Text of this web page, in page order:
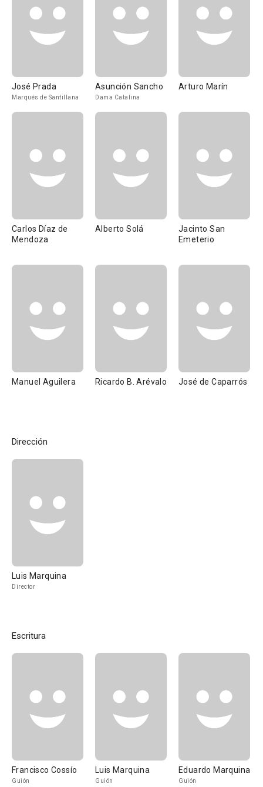
José Prada
Marqués de Santillana
Asunción Sancho
Dama Catalina
Arturo Marín
Carlos Díaz de
Mendoza
Alberto Solá
Jacinto San
Emeterio
Manuel Aguilera Ricardo B. Arévalo José de Caparrós
Dirección
Luis Marquina
Director
Escritura
Francisco Cossío
Guión
Luis Marquina
Guión
Eduardo Marquina
Guión